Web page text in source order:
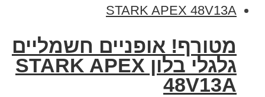
מטורף! אופניים חשמליים
גלגלי בלון STARK APEX
48V13A